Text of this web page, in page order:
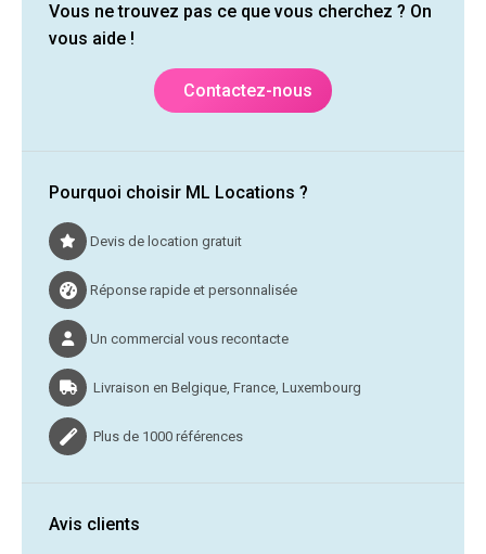
Vous ne trouvez pas ce que vous cherchez ? On
vous aide !
Contactez-nous
Pourquoi choisir ML Locations ?
Devis de location gratuit
Réponse rapide et personnalisée
Un commercial vous recontacte
Livraison en Belgique, France, Luxembourg
Plus de 1000 références
Avis clients